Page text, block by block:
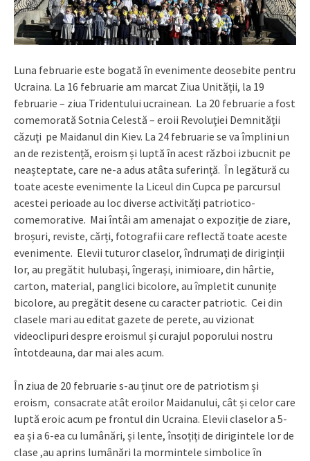
Luna februarie este bogată în evenimente deosebite pentru
Ucraina. La 16 februarie am marcat Ziua Unității, la 19
februarie – ziua Tridentului ucrainean. La 20 februarie a fost
comemorată Sotnia Celestă – eroii Revoluţiei Demnităţii
căzuţi pe Maidanul din Kiev. La 24 februarie se va împlini un
an de rezistență, eroism și luptă în acest război izbucnit pe
neașteptate, care ne-a adus atâta suferință. În legătură cu
toate aceste evenimente la Liceul din Cupca pe parcursul
acestei perioade au loc diverse activități patriotico-
comemorative. Mai întâi am amenajat o expoziție de ziare,
broșuri, reviste, cărți, fotografii care reflectă toate aceste
evenimente. Elevii tuturor claselor, îndrumați de diriginții
lor, au pregătit hulubași, îngerași, inimioare, din hârtie,
carton, material, panglici bicolore, au împletit cununițe
bicolore, au pregătit desene cu caracter patriotic. Cei din
clasele mari au editat gazete de perete, au vizionat
videoclipuri despre eroismul și curajul poporului nostru
întotdeauna, dar mai ales acum.
În ziua de 20 februarie s-au ținut ore de patriotism și
eroism, consacrate atât eroilor Maidanului, cât și celor care
luptă eroic acum pe frontul din Ucraina. Elevii claselor a 5-
ea și a 6-ea cu lumânări, și lente, însoțiți de dirigintele lor de
clase ,au aprins lumânări la mormintele simbolice în